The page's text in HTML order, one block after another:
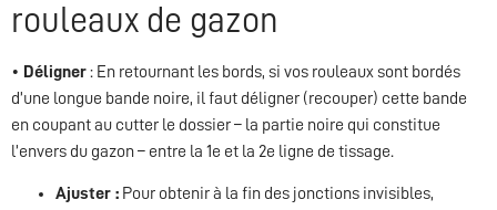
rouleaux de gazon
• Déligner: En retournant les bords, si vos rouleaux sont bordés
d’une longue bande noire, il faut déligner (recouper) cette bande
en coupant au cutter le dossier – la partie noire qui constitue
l’envers du gazon – entre la 1e et la 2e ligne de tissage.
Ajuster : Pour obtenir à la fin des jonctions invisibles,